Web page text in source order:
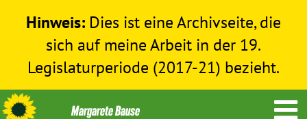
Hinweis: Dies ist eine Archivseite, die
sich auf meine Arbeit in der 19.
Legislaturperiode (2017-21) bezieht.